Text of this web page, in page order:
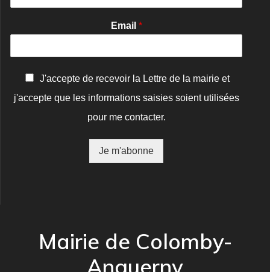
Email *
n
J'accepte de recevoir la Lettre de la mairie et
j'accepte que les informations saisies soient utilisées
pour me contacter.
Je m'abonne
Mairie de Colomby-
Anguerny